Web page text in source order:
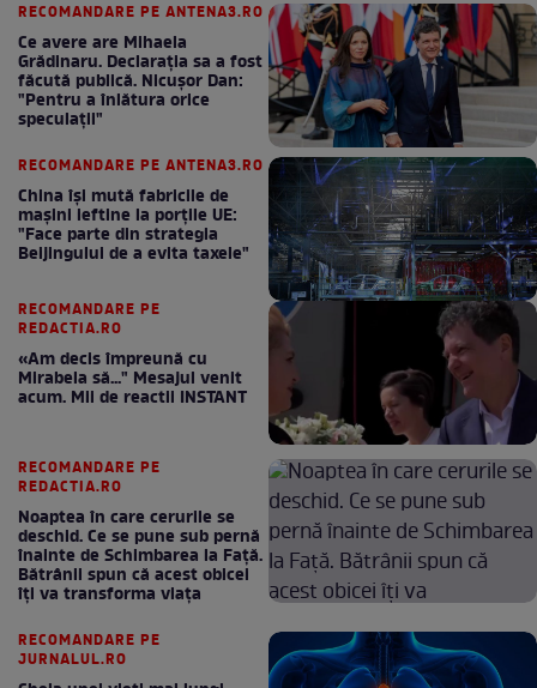
RECOMANDARE PE ANTENA3.RO
Ce avere are Mihaela
Grădinaru. Declarația sa a fost
făcută publică. Nicușor Dan:
"Pentru a înlătura orice
speculații"
RECOMANDARE PE ANTENA3.RO
China își mută fabricile de
mașini ieftine la porțile UE:
"Face parte din strategia
Beijingului de a evita taxele"
RECOMANDARE PE
REDACTIA.RO
«Am decis împreună cu
Mirabela să..." Mesajul venit
acum. Mii de reactii INSTANT
RECOMANDARE PE
REDACTIA.RO
Noaptea în care cerurile se
deschid. Ce se pune sub pernă
înainte de Schimbarea la Față.
Bătrânii spun că acest obicei
îți va transforma viața
RECOMANDARE PE
JURNALUL.RO